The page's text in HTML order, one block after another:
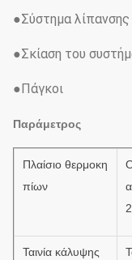
●Σύστημα λίπανσης
●Σκίαση του
●Πάγκοι
Παράμετρος
Πλαίσιο θερμοκη
πίων
Ταινία κάλυψης